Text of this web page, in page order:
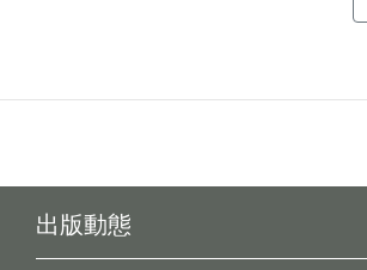
出版動態